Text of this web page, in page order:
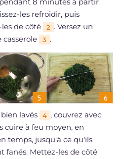
les refroidir, puis
de côté
2 . Versez un
3 .
lavés 4 , couvrez avec
cuire à feu moyen, en
temps, jusqu'à ce qu'ils
fanés. Mettez-les de côté